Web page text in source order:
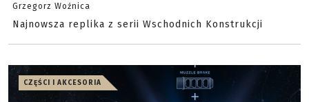
Grzegorz Woźnica
Najnowsza replika z serii Wschodnich Konstrukcji
CZĘŚCI I AKCESORIA